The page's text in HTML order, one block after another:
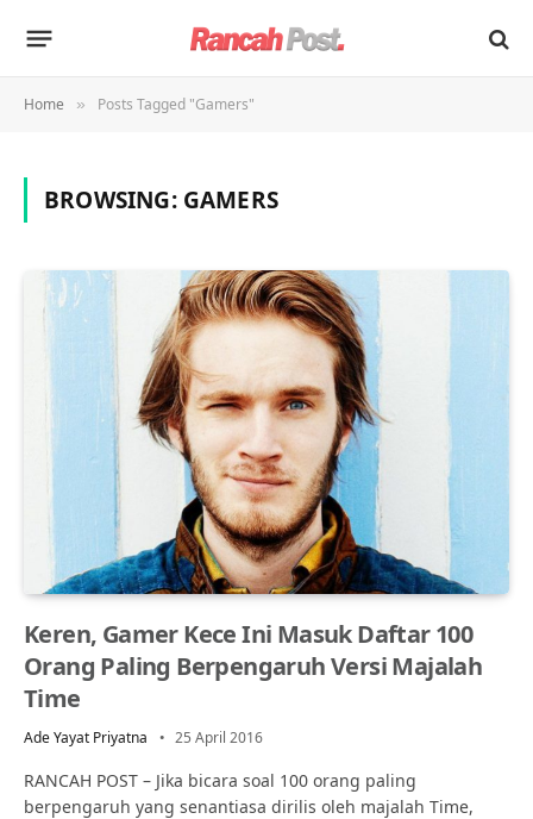
Home » Posts Tagged "Gamers"
BROWSING: GAMERS
Keren, Gamer Kece Ini Masuk Daftar 100
Orang Paling Berpengaruh Versi Majalah
Time
Ade Yayat Priyatna 25 April 2016
RANCAH POST – Jika bicara soal 100 orang paling
berpengaruh yang senantiasa dirilis oleh majalah Time,